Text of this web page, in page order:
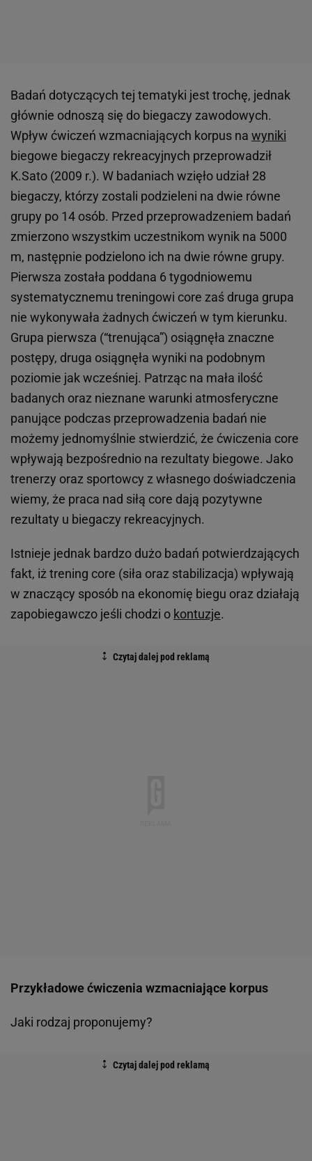
Badań dotyczących tej tematyki jest trochę, jednak
głównie odnoszą się do biegaczy zawodowych.
Wpływ ćwiczeń wzmacniających korpus na wyniki
biegowe biegaczy rekreacyjnych przeprowadził
K.Sato (2009 r.). W badaniach wzięło udział 28
biegaczy, którzy zostali podzieleni na dwie równe
grupy po 14 osób. Przed przeprowadzeniem badań
zmierzono wszystkim uczestnikom wynik na 5000
m, następnie podzielono ich na dwie równe grupy.
Pierwsza została poddana 6 tygodniowemu
systematycznemu treningowi core zaś druga grupa
nie wykonywała żadnych ćwiczeń w tym kierunku.
Grupa pierwsza (“trenująca”) osiągnęła znaczne
postępy, druga osiągnęła wyniki na podobnym
poziomie jak wcześniej. Patrząc na mała ilość
badanych oraz nieznane warunki atmosferyczne
panujące podczas przeprowadzenia badań nie
możemy jednomyślnie stwierdzić, że ćwiczenia core
wpływają bezpośrednio na rezultaty biegowe. Jako
trenerzy oraz sportowcy z własnego doświadczenia
wiemy, że praca nad siłą core dają pozytywne
rezultaty u biegaczy rekreacyjnych.
Istnieje jednak bardzo dużo badań potwierdzających
fakt, iż trening core (siła oraz stabilizacja) wpływają
w znaczący sposób na ekonomię biegu oraz działają
zapobiegawczo jeśli chodzi o kontuzje.
Przykładowe ćwiczenia wzmacniające korpus
Jaki rodzaj proponujemy?